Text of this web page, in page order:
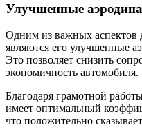
Улучшенные
Одним из важных аспектов
являются его улучшенные
Это позволяет снизить
экономичность автомобиля.
Благодаря грамотной
имеет оптимальный
что положительно